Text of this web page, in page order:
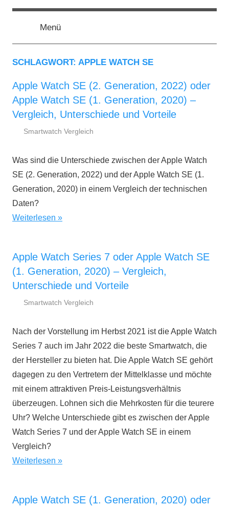
Zumsmartestwatch.de
Smartwatch
Menü
SCHLAGWORT: APPLE WATCH SE
Apple Watch SE (2. Generation, 2022) oder
Apple Watch SE (1. Generation, 2020) –
Vergleich, Unterschiede und Vorteile
November
Smartwatch Vergleich
Was sind die Unterschiede zwischen der Apple Watch
SE (2. Generation, 2022) und der Apple Watch SE (1.
Generation, 2020) in einem Vergleich der technischen
Daten?
Weiterlesen
Apple Watch Series 7 oder Apple Watch SE
(1. Generation, 2020) – Vergleich,
Unterschiede und Vorteile
Mai
Smartwatch Vergleich
Nach der Vorstellung im Herbst 2021 ist die Apple Watch
Series 7 auch im Jahr 2022 die beste Smartwatch, die
der Hersteller zu bieten hat. Die Apple Watch SE gehört
dagegen zu den Vertretern der Mittelklasse und möchte
mit einem attraktiven Preis-Leistungsverhältnis
überzeugen. Lohnen sich die Mehrkosten für die teurere
Uhr? Welche Unterschiede gibt es zwischen der Apple
Watch Series 7 und der Apple Watch SE in einem
Vergleich?
Weiterlesen
Apple Watch SE (1. Generation, 2020) oder